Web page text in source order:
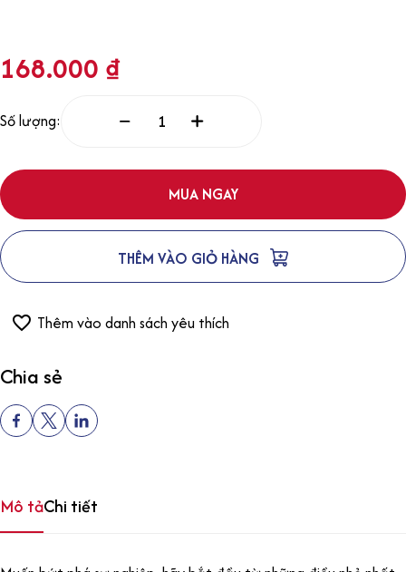
168.000 ₫
Số lượng:
MUA NGAY
THÊM VÀO GIỎ HÀNG
Thêm vào danh sách yêu thích
Chia sẻ
Mô tảChi tiết